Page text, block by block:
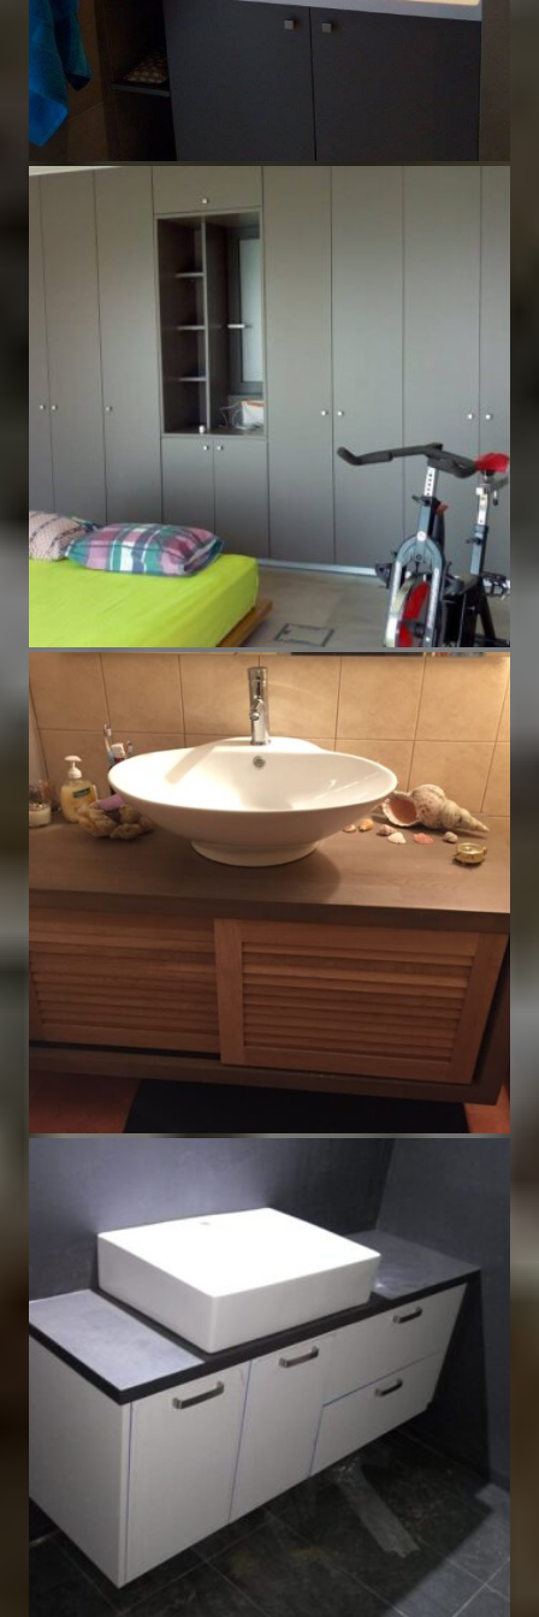
Λακαρισμένο κόντρα πλακέ
θαλάσσης με πάγκο corian
Έπιπλα Μπάνιου
Μονοκατοικία στο Γραμματικό
Ειδικές Κατασκευές,Έπιπλα Κουζίνας
Έπιπλα
Μπάνιου,Εσωτερικές Πόρτες,Κατοικίες
Ντουλάπες
Τα έργα μας